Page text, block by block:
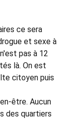
ce sera
et sexe à
pas à 12
là. On est
citoyen puis
être. Aucun
des quartiers